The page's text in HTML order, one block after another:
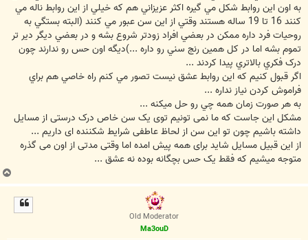
به اون اين روابط شکل مي گيره اکثر عزيزاني هم که خيلي از اين روابط ناله مي
کنند 16 تا 19 ساله هستند وقتي از اين سن عبور مي کنند (البته بستگي به
روحيات فرد داره ممکن در بعضي افراد زودتر شروع بشه و در بعضي ديگر دير تر
تموم بشه اما در کل همين رنج سني رو داره ...)ديگه اون حس رو ندارند چون
درک فکري بالاتري پيدا کردند ...
اگر قبول کنيم که اين روابط عشق نيست تصور مي کنم راه خاصي هم براي
فراموش کردن نياز نداره ...
به هر صورت زمان همه چي رو حل ميکنه ...
مشکل این جاست که ما نمی تونیم توی یک سن خاص درک درستی از مسایل
داشته باشیم چون تو این سن از لحاظ عاطفی شرایط شکننده ای داریم ...
از این قبیل مسایل شاید برای همه پیش امده اما وقتی مدتی از اون می گذره
متوجه میشیم که فقط یک حس بچگانه بوده نه عشق ...
ب
ا
Old Moderator
Ma3ouD